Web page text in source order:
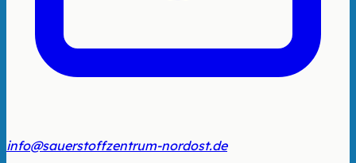
info@sauerstoffzentrum-nordost.de